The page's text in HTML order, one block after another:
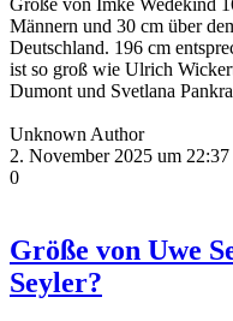
Männern und 30 cm über
Deutschland. 196 cm
ist so groß wie Ulrich
Dumont und Svetlana
Unknown Author
2. November 2025 um 22:37
0
Größe von Uwe
Seyler?